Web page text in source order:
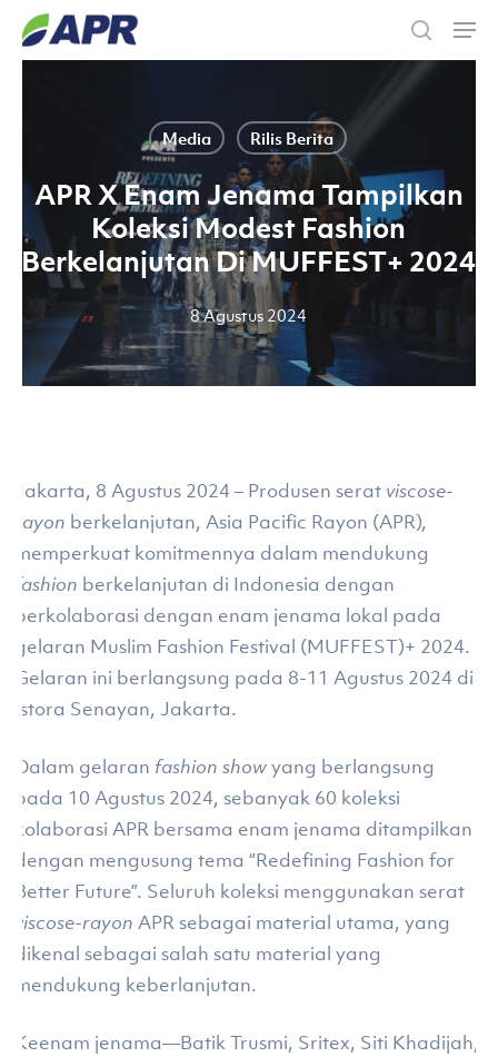
Skip
Media Rilis Berita
APR X Enam Jenama Tampilkan
Koleksi Modest Fashion
Berkelanjutan Di MUFFEST+ 2024
8 Agustus 2024
Jakarta, 8 Agustus 2024 – Produsen serat viscose-
rayon berkelanjutan, Asia Pacific Rayon (APR),
memperkuat komitmennya dalam mendukung
fashion berkelanjutan di Indonesia dengan
berkolaborasi dengan enam jenama lokal pada
gelaran Muslim Fashion Festival (MUFFEST)+ 2024.
Gelaran ini berlangsung pada 8-11 Agustus 2024 di
Istora Senayan, Jakarta.
Dalam gelaran fashion showyang berlangsung
pada 10 Agustus 2024, sebanyak 60 koleksi
kolaborasi APR bersama enam jenama ditampilkan
dengan mengusung tema “Redefining Fashion for
Better Future”. Seluruh koleksi menggunakan serat
viscose-rayon APR sebagai material utama, yang
dikenal sebagai salah satu material yang
mendukung keberlanjutan.
Keenam jenama—Batik Trusmi, Sritex, Siti Khadijah,